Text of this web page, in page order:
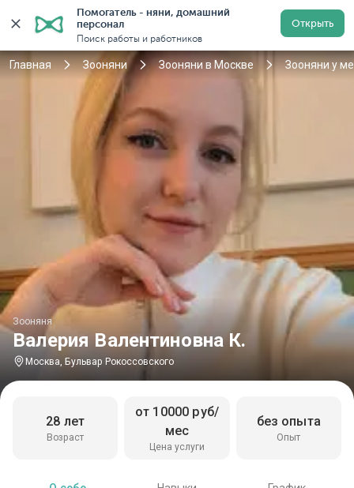
Помогатель - няни, домашний
персонал
Поиск работы и работников
Открыть
Регистрация
Главная Зооняни Зооняни в Москве Зооняни у
Валерия Валентиновна К.
Зооняня
Москва, Бульвар Рокоссовского
Возраст
28 лет
Цена услуги
от 10000 руб/
мес
Опыт
без опыта